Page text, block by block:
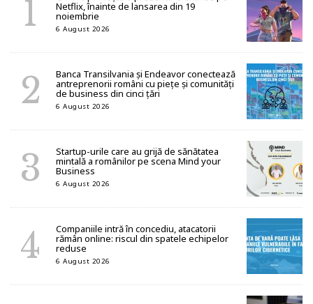
Netflix, înainte de lansarea din 19
noiembrie
6 August 2026
Banca Transilvania și Endeavor conectează
antreprenorii români cu piețe și comunități
de business din cinci țări
6 August 2026
Startup-urile care au grijă de sănătatea
mintală a românilor pe scena Mind your
Business
6 August 2026
Companiile intră în concediu, atacatorii
rămân online: riscul din spatele echipelor
reduse
6 August 2026